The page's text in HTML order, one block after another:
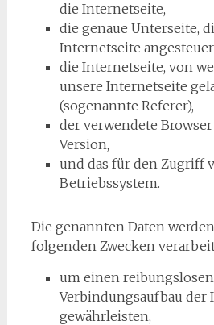
die Internetseite,
die genaue Unterseite,
Internetseite
die Internetseite, von
unsere Internetseite
(sogenannte Referer),
der verwendete
Version,
und das für den Zugriff
Betriebssystem.
Die genannten Daten
folgenden Zwecken
um einen reibungslosen
Verbindungsaufbau der
gewährleisten,